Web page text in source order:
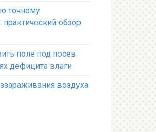
точному
обзор
поле под посев
дефицита влаги
воздуха